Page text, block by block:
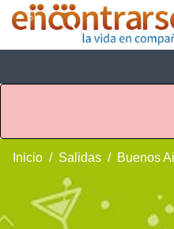
Inicio Salidas Buenos